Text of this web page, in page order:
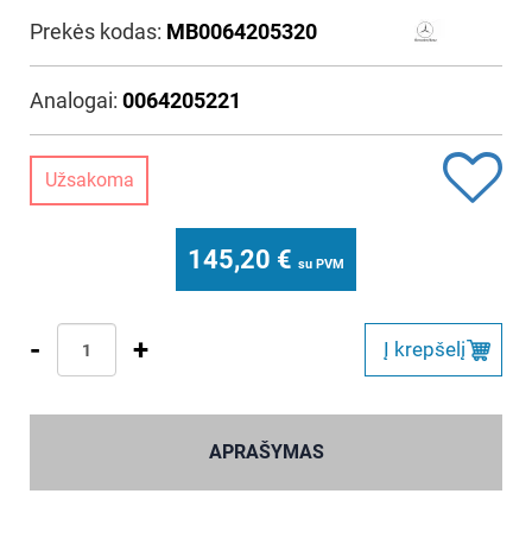
Prekės kodas: MB0064205320
Analogai: 0064205221
Užsakoma
145,20 € su PVM
- + Į krepšelį
APRAŠYMAS